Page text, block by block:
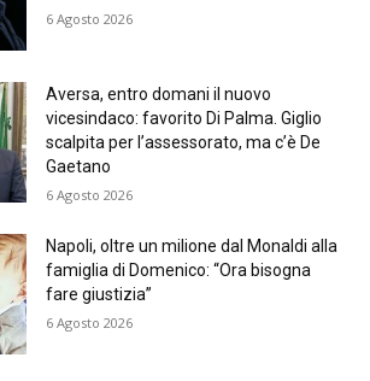
6 Agosto 2026
Aversa, entro domani il nuovo
vicesindaco: favorito Di Palma. Giglio
scalpita per l’assessorato, ma c’è De
Gaetano
6 Agosto 2026
Napoli, oltre un milione dal Monaldi alla
famiglia di Domenico: “Ora bisogna
fare giustizia”
6 Agosto 2026